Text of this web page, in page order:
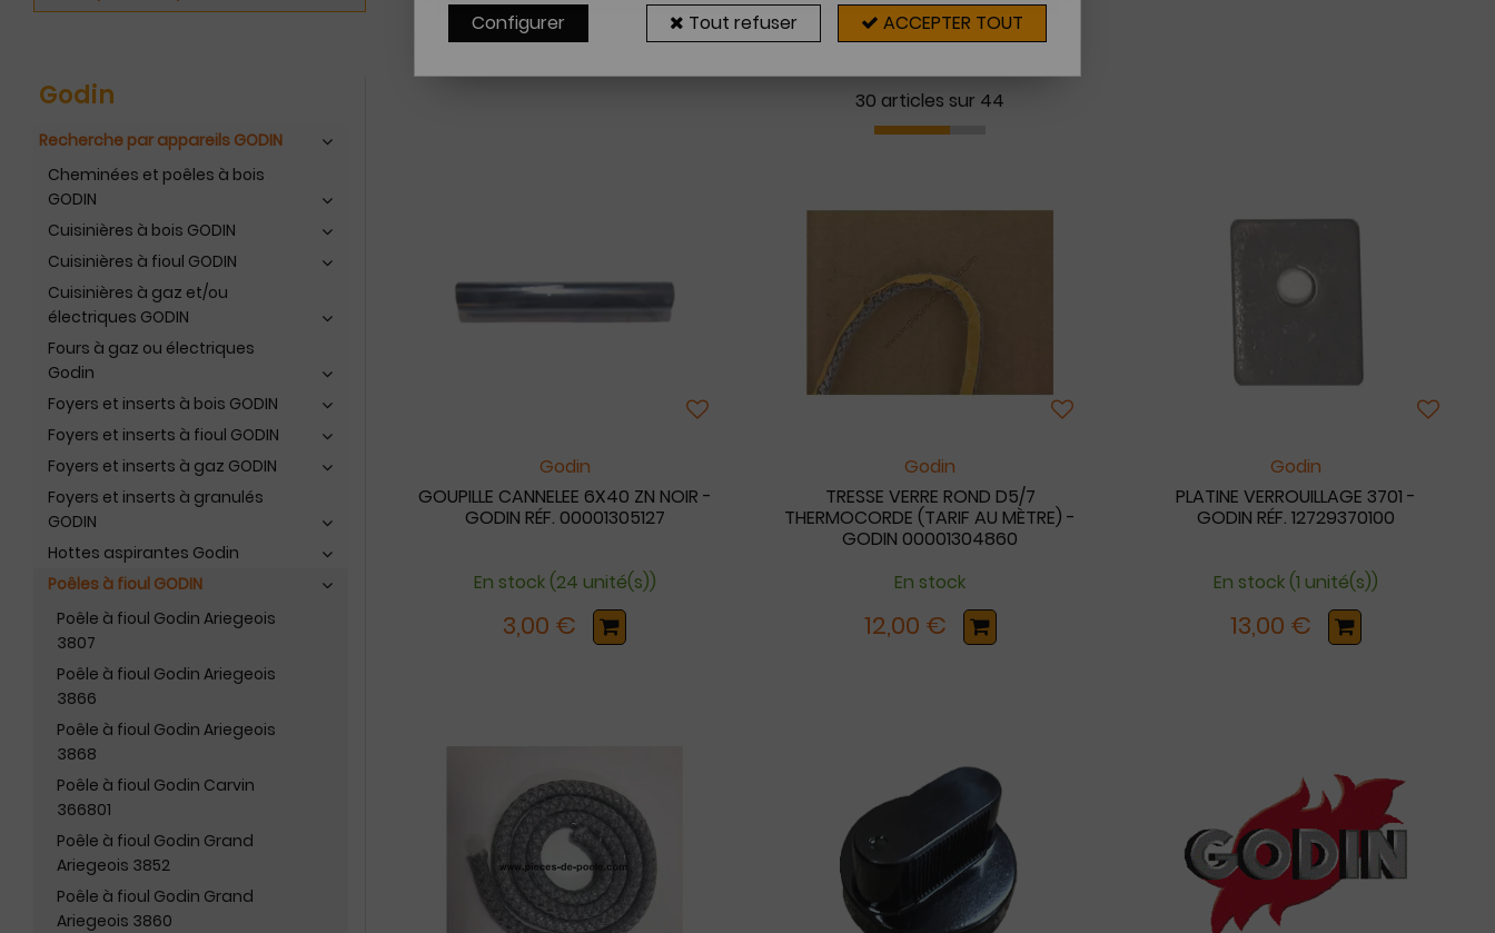
Godin
Recherche par appareils GODIN
Cheminées et poêles à bois
GODIN
Cuisinières à bois GODIN
Cuisinières à fioul GODIN
Cuisinières à gaz et/ou
électriques GODIN
Fours à gaz ou électriques
Godin
Foyers et inserts à bois GODIN
Foyers et inserts à fioul GODIN
Foyers et inserts à gaz GODIN
Foyers et inserts à granulés
GODIN
Hottes aspirantes Godin
Poêles à fioul GODIN
Poêle à fioul Godin Ariegeois
3807
Poêle à fioul Godin Ariegeois
3866
Poêle à fioul Godin Ariegeois
3868
Poêle à fioul Godin Carvin
366801
Poêle à fioul Godin Grand
Ariegeois 3852
Poêle à fioul Godin Grand
Ariegeois 3860
30 articles sur 44
Godin
GOUPILLE CANNELEE 6X40 ZN NOIR -
GODIN RÉF. 00001305127
En stock (24 unité(s))
3,00 €
Godin
TRESSE VERRE ROND D5/7
THERMOCORDE (TARIF AU MÈTRE) -
GODIN 00001304860
En stock
12,00 €
Godin
PLATINE VERROUILLAGE 3701 -
GODIN RÉF. 12729370100
En stock (1 unité(s))
13,00 €
Configurer Tout refuser ACCEPTER TOUT